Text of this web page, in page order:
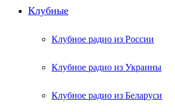
Клубные
Клубное радио из России
Клубное радио из Украины
Клубное радио из Беларуси